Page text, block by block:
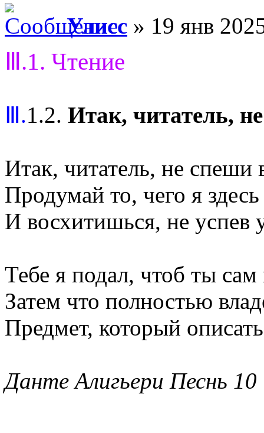
Улисс » 19 янв
Ⅲ.1. Чтение
Ⅲ.1.2. Итак, читатель,
Итак, читатель, не спеши
Продумай то, чего я здесь
И восхитишься, не успев
Тебе я подал, чтоб ты сам
Затем что полностью
Предмет, который
Данте Алигьери Песнь